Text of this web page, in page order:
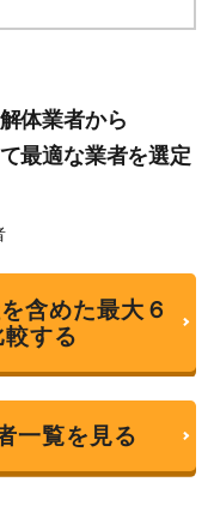
体業者から
最適な業者を選定
含めた最大６
する
一覧を見る